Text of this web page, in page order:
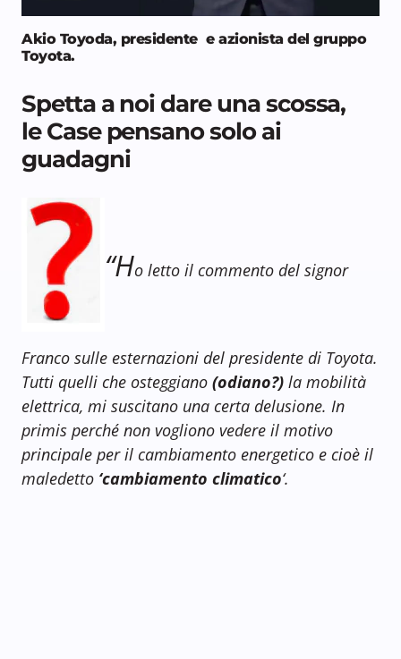
Akio Toyoda, presidente e azionista del gruppo
Toyota.
Spetta a noi dare una scossa,
le Case pensano solo ai
guadagni
“Ho letto il commento del signor
Franco sulle esternazioni del presidente di Toyota.
Tutti quelli che osteggiano (odiano?) la mobilità
elettrica, mi suscitano una certa delusione. In
primis perché non vogliono vedere il motivo
principale per il cambiamento energetico e cioè il
maledetto ‘cambiamento climatico‘.